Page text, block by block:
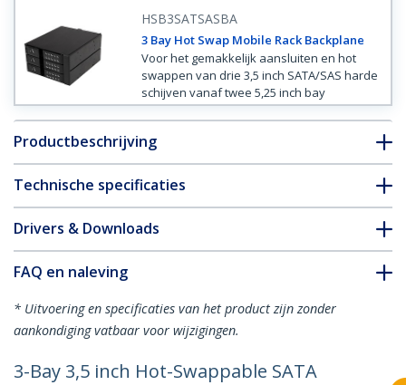
HSB3SATSASBA
3 Bay Hot Swap Mobile Rack Backplane
Voor het gemakkelijk aansluiten en hot
swappen van drie 3,5 inch SATA/SAS harde
schijven vanaf twee 5,25 inch bay
Productbeschrijving
Technische specificaties
Drivers & Downloads
FAQ en naleving
* Uitvoering en specificaties van het product zijn zonder
aankondiging vatbaar voor wijzigingen.
3-Bay 3,5 inch Hot-Swappable SATA